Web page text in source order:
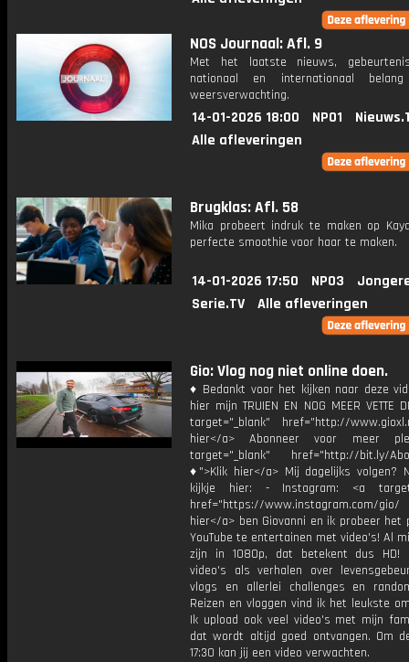
NOS Journaal: Afl. 9
Met het laatste nieuws,
nationaal en internationaal
weersverwachting.
14-01-2026 18:00 NPO1
Alle afleveringen
Brugklas: Afl. 58
Mika probeert indruk te maken op
perfecte smoothie voor haar te maken.
14-01-2026 17:50 NPO3
Serie.TV
Alle afleveringen
Gio: Vlog nog niet online doen.
♦ Bedankt voor het kijken naar deze
hier mijn TRUIEN EN NOG MEER VETTE
target="_blank" href="http://
hier</a> Abonneer voor meer
target="_blank" href="http://bit.ly/
♦">Klik hier</a> Mij dagelijks volgen?
kijkje hier: - Instagram: <a
href="https://www.instagram.com/
hier</a> ben Giovanni en ik probeer het
YouTube te entertainen met video's! Al
zijn in 1080p, dat betekent dus HD!
video's als verhalen over
vlogs en allerlei challenges en
Reizen en vloggen vind ik het leukste
Ik upload ook veel video's met mijn
dat wordt altijd goed ontvangen. Om
17:30 kan jij een video verwachten.